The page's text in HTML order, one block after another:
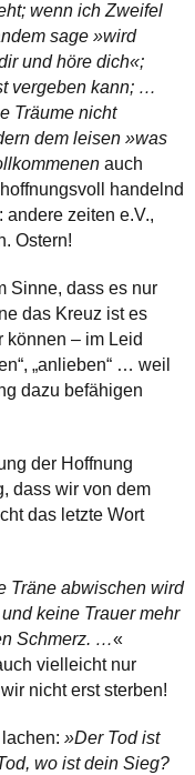
wenn ich Zweifel
sage »wird
und höre dich«;
vergeben kann; …
Träume nicht
dem leisen »was
auch
handelnd
andere zeiten e.V.,
Ostern!
Sinne, dass es nur
das Kreuz ist es
können – im Leid
„anlieben“ … weil
dazu befähigen
der Hoffnung
dass wir von dem
das letzte Wort
Träne abwischen wird
keine Trauer mehr
Schmerz. …«
vielleicht nur
nicht erst sterben!
»Der Tod ist
wo ist dein Sieg?